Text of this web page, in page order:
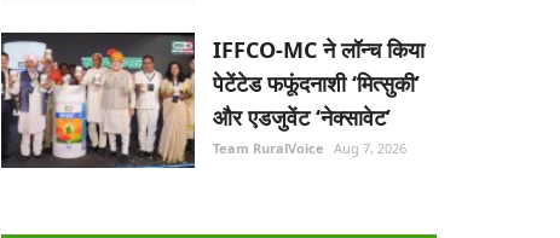
IFFCO-MC ने लॉन्च किया
पेटेंटेड फफूंदनाशी ‘मित्सुकी’
और एडजुवेंट ‘नेक्सावेट’
Team RuralVoice Aug 7, 2026